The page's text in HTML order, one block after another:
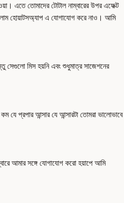
এতে তোমাদের টোটাল নাম্বারের উপর এফেক্ট
হোয়াটসঅ্যাপ এ যোগাযোগ করে নাও। আমি
সেগুলো মিস হয়নি এবং শুধুমাত্র সাজেশনের
প্রপার আন্সার যে আন্সারটা তোমরা ভালোভাবে
আমার সঙ্গে যোগাযোগ করো হয়াপে আমি